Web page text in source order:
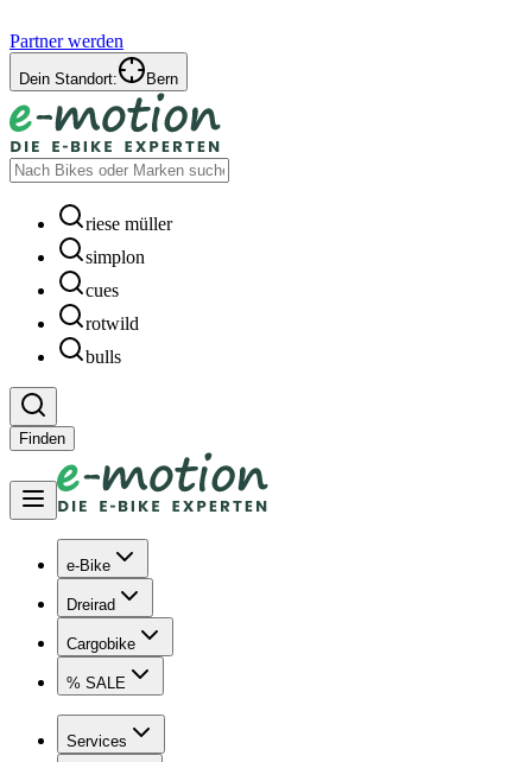
Partner werden
Dein Standort: Bern
riese müller
simplon
cues
rotwild
bulls
Finden
e-Bike
Dreirad
Cargobike
% SALE
Services